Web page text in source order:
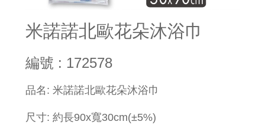
米諾諾北歐花朵沐浴巾
編號 : 172578
品名: 米諾諾北歐花朵沐浴巾
尺寸: 約長90x寬30cm(±5%)